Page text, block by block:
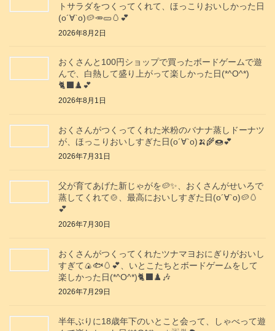
トサラダをつくってくれて、ほっこりおいしかった日
(о´∀`о)🥔🥕🥒🥚💕
2026年8月2日
おくさんと100円ショップで買ったボードゲームで遊
んで、白熱して盛り上がって楽しかった日(*^O^*)
🐈‍⬛♟️💕
2026年8月1日
おくさんがつくってくれた米粉のバナナ蒸しドーナツ
が、ほっこりおいしすぎた日(о´∀`о)🍌🌾🍩💕
2026年7月31日
父が育てあげた新じゃがを🥔✨️、おくさんがせいろで
蒸してくれて🍲、最高においしすぎた日(о´∀`о)🥔🥚
💕
2026年7月30日
おくさんがつくってくれたツナマヨおにぎりがおいし
すぎて🍙🐟️🥚💕、いとこたちとボードゲームをして
楽しかった日(*^O^*)🐈‍⬛♟️🎶
2026年7月29日
半年ぶりに18歳年下のいとこと会って、しゃべって遊